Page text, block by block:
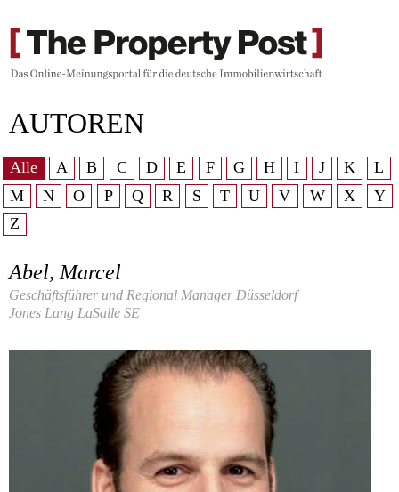
AUTOREN
Alle A B C D E F G H I J K
L
M
N O P Q R S T U V W X
Y
Z
Abel, Marcel
Geschäftsführer und Regional Manager Düsseldorf
Jones Lang LaSalle SE